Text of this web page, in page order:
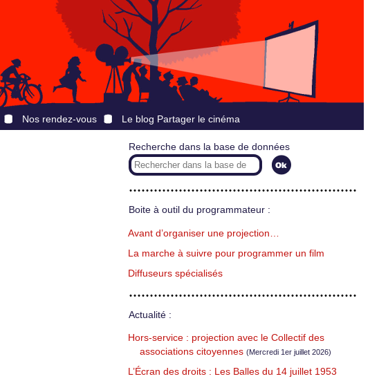
Nos rendez-vous Le blog Partager le cinéma
Recherche dans la base de données
Boite à outil du programmateur :
Avant d’organiser une projection…
La marche à suivre pour programmer un film
Diffuseurs spécialisés
Actualité :
Hors-service : projection avec le Collectif des
associations citoyennes (Mercredi 1er juillet 2026)
L’Écran des droits : Les Balles du 14 juillet 1953